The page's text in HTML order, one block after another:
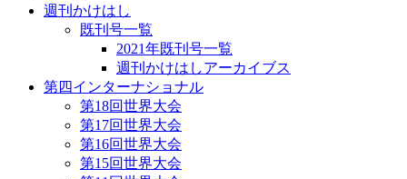
週刊かけはし
既刊号一覧
2021年既刊号一覧
週刊かけはしアーカイブス
第四インターナショナル
第18回世界大会
第17回世界大会
第16回世界大会
第15回世界大会